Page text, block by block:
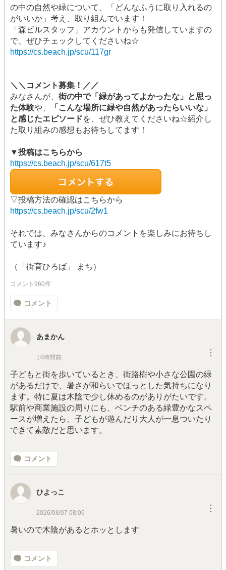
の中の自然や緑について、「どんなふうに取り入れるの
がいいか」考え、取り組んでいます！
「森ビルスタッフ」アカウントからも発信していますの
で、ぜひチェックしてくださいね☆
https://cs.beach.jp/scu/117gr
＼＼コメント募集！／／
みなさんが、 街の中で「緑があってよかったな」と思っ
た体験や、
「こんな場所に緑や自然があったらいいな」
と感じたエピソードを、ぜひ教えてくださいね☆紹介し
た取り組みの感想もお待ちしてます！
▼投稿はこちらから
https://cs.beach.jp/scu/617t5
▽投稿方法の確認はこちらから
https://cs.beach.jp/scu/2fw1
それでは、みなさんからのコメントを楽しみにお待ちし
ています♪
（「街育ひろば」 まち）
コメント960件
コメント
あまかん
14時間前 ︙
子どもと街を歩いているとき、街路樹や小さな公園の緑
があるだけで、暑さが和らいでほっとした気持ちになり
ます。特に夏は木陰で少し休めるのがありがたいです。
駅前や商業施設の周りにも、ベンチのある緑豊かなスペ
ースが増えたら、子どもが遊んだり大人が一息ついたり
できて素敵だと思います。
コメント
ひよっこ
2026/08/07 08:06 ︙
暑いので木陰があるとホッとします
コメント